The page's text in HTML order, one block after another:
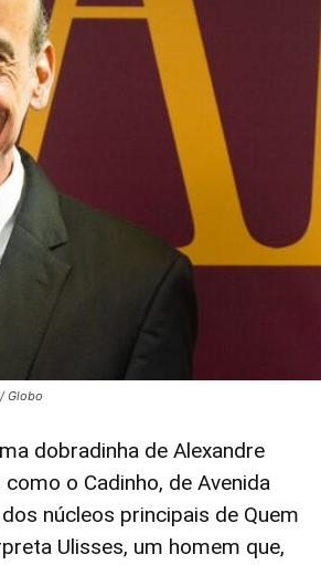
Globo
dobradinha de Alexandre
o Cadinho, de Avenida
núcleos principais de Quem
Ulisses, um homem que,